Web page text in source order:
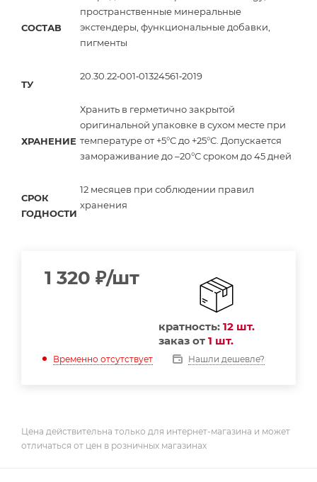
СОСТАВ
пространственные минеральные
экстендеры, функциональные добавки,
пигменты
ТУ
20.30.22‑001‑01324561‑2019
ХРАНЕНИЕ
Хранить в герметично закрытой
оригинальной упаковке в сухом месте при
температуре от +5°С до +25°С. Допускается
замораживание до –20°С сроком до 45 дней
СРОК
ГОДНОСТИ
12 месяцев при соблюдении правил
хранения
1 320 ₽/шт
кратность: 12 шт.
заказ от 1 шт.
Временно отсутствует Нашли дешевле?
Цена действительна только для интернет-магазина и может
отличаться от цен в розничных магазинах